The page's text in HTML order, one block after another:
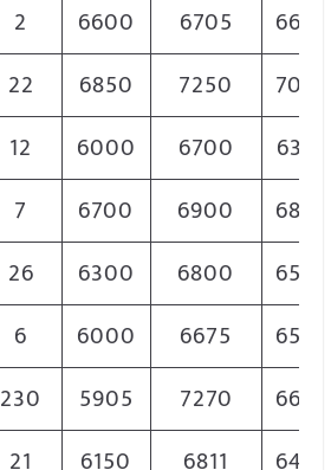
2 6600 6705
6600
22 6850 7250
7050
12 6000 6700
6350
7 6700 6900
6800
26 6300 6800
6500
6 6000 6675
6500
230 5905 7270
6600